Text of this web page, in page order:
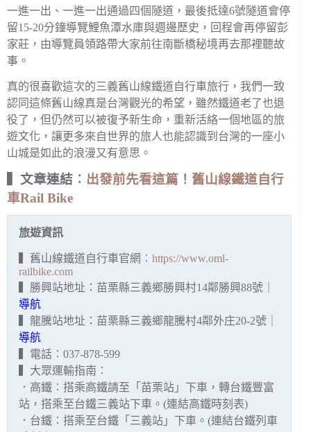
一進一出、一進一出通過四個隧道，最後抵達6號隧道會停
留15-20分鐘導覽鯉魚潭水庫與週邊歷史，回程會再停留彭
家莊，由導覽員領路帶大家前往南斷橋秘境再去那裡聽故
事。
真的很喜歡這次的三義舊山線鐵道自行車旅行，我們一致
認同這條舊山線真是台灣觀光的希望，雖然鐵道老了也退
役了，但仍然可以被復予新生命，重新活絡一個地區的旅
遊文化，讓更多來自世界的旅人也能認識到台灣的一座小
山城是如此的浪漫又有意思。
▍文章連結︰ 出發前先看這篇！舊山線鐵道自行
車Rail Bike
旅遊資訊
▍舊山線鐵道自行車官網︰ https://www.oml-
railbike.com
▍勝興站地址：苗栗縣三義鄉勝興村14鄰勝興88號｜
導航
▍龍騰站地址：苗栗縣三義鄉龍騰村4鄰外庄20-2號｜
導航
▍電話︰037-878-599
▍大眾運輸指南︰
．高鐵︰搭乘高鐵請至「苗栗站」下車，轉台鐵豐富
站，搭乘至台鐵三義站下車。(連結高鐵時刻表)
．台鐵︰搭乘至台鐵「三義站」下車。(連結台鐵列車